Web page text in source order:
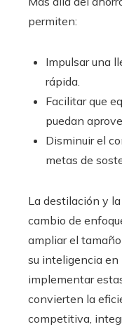
permiten:
Impulsar una
rápida.
Facilitar que
puedan
Disminuir el
metas de
La destilación y
cambio de
ampliar el
su inteligencia en
implementar
convierten la
competitiva,